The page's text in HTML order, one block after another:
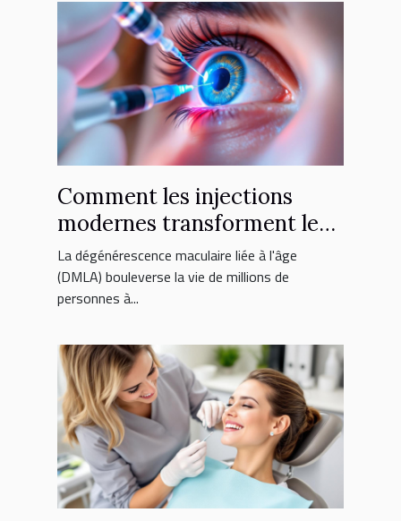
Comment les injections
modernes transforment le
traitement de la DMLA ?
La dégénérescence maculaire liée à l'âge
(DMLA) bouleverse la vie de millions de
personnes à...